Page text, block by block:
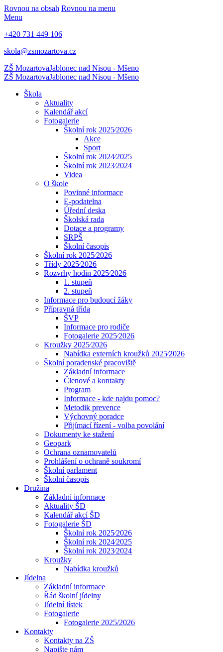
Rovnou na obsah Rovnou na menu
Menu
+420 731 449 106
skola@zsmozartova.cz
ZŠ MozartovaJablonec nad Nisou - Mšeno
ZŠ MozartovaJablonec nad Nisou - Mšeno
Škola
Aktuality
Kalendář akcí
Fotogalerie
Školní rok 2025⁄2026
Akce
Sport
Školní rok 2024⁄2025
Školní rok 2023⁄2024
Videa
O škole
Povinné informace
E-podatelna
Úřední deska
Školská rada
Dotace a programy
SRPŠ
Školní časopis
Školní rok 2025⁄2026
Třídy 2025⁄2026
Rozvrhy hodin 2025⁄2026
1. stupeň
2. stupeň
Informace pro budoucí žáky
Přípravná třída
ŠVP
Informace pro rodiče
Fotogalerie 2025⁄2026
Kroužky 2025⁄2026
Nabídka externích kroužků 2025⁄2026
Školní poradenské pracoviště
Základní informace
Členové a kontakty
Program
Informace - kde najdu pomoc?
Metodik prevence
Výchovný poradce
Přijímací řízení - volba povolání
Dokumenty ke stažení
Geopark
Ochrana oznamovatelů
Prohlášení o ochraně soukromí
Školní parlament
Školní časopis
Družina
Základní informace
Aktuality ŠD
Kalendář akcí ŠD
Fotogalerie ŠD
Školní rok 2025⁄2026
Školní rok 2024⁄2025
Školní rok 2023⁄2024
Kroužky
Nabídka kroužků
Jídelna
Základní informace
Řád školní jídelny
Jídelní lístek
Fotogalerie
Fotogalerie 2025/2026
Kontakty
Kontakty na ZŠ
Napište nám